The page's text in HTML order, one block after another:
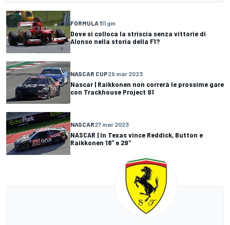
FORMULA 111 gm
Dove si colloca la striscia senza vittorie di
Alonso nella storia della F1?
NASCAR CUP29 mar 2023
Nascar | Raikkonen non correrà le prossime gare
con Trackhouse Project 91
NASCAR27 mar 2023
NASCAR | In Texas vince Reddick, Button e
Raikkonen 18° e 29°